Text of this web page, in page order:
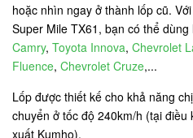
hoặc nhìn ngay ở thành lốp cũ.
Super Mile TX61, bạn có thể
Camry, Toyota Innova, Chevrolet
Fluence, Chevrolet Cruze,...
Lốp được thiết kế cho khả năng
chuyển ở tốc độ 240km/h (tại điều
xuất Kumho).